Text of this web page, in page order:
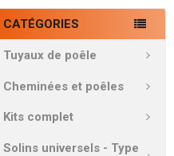
CATÉGORIES
Tuyaux de poêle
Cheminées et poêles
Kits complet
Solins universels - Type